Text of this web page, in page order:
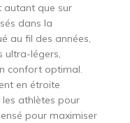
autant que sur
dans la
au fil des années,
ultra-légers,
confort optimal.
en étroite
athlètes pour
pour maximiser